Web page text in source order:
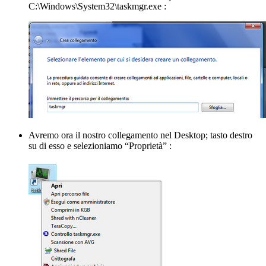
C:\Windows\System32\taskmgr.exe :
Avremo ora il nostro collegamento nel Desktop; tasto destro
su di esso e selezioniamo “Proprietà” :